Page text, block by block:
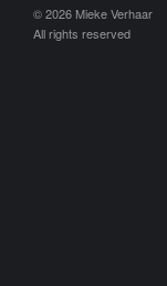
© 2026 Mieke Verhaar
All rights reserved